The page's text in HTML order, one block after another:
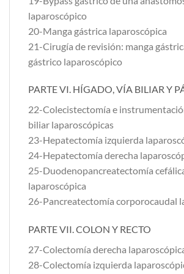
laparoscópico
20-Manga gástrica laparoscópica
21-Cirugía de revisión: manga
gástrico laparoscópico
PARTE VI. HÍGADO, VÍA BILIAR Y
22-Colecistectomía e
biliar laparoscópicas
23-Hepatectomía izquierda
24-Hepatectomía derecha
25-Duodenopancreatectomía
laparoscópica
26-Pancreatectomía corporocaudal
PARTE VII. COLON Y RECTO
27-Colectomía derecha
28-Colectomía izquierda